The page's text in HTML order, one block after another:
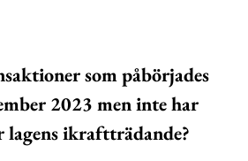
som påbörjades
2023 men inte har
lagens ikraftträdande?